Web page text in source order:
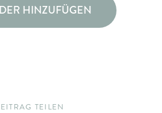
HINZUFÜGEN
TEILEN